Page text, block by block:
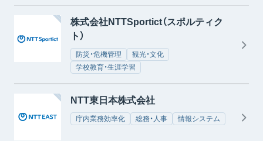
株式会社NTTSportict（スポルティク
ト）
防災・危機管理
観光・文化
学校教育・生涯学習
NTT東日本株式会社
庁内業務効率化 総務・人事 情報システム